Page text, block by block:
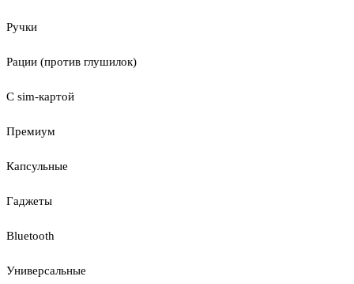
Ручки
Рации (против глушилок)
С sim-картой
Премиум
Капсульные
Гаджеты
Bluetooth
Универсальные